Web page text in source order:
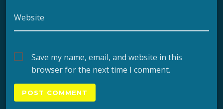
Website
Save my name, email, and website in this
browser for the next time I comment.